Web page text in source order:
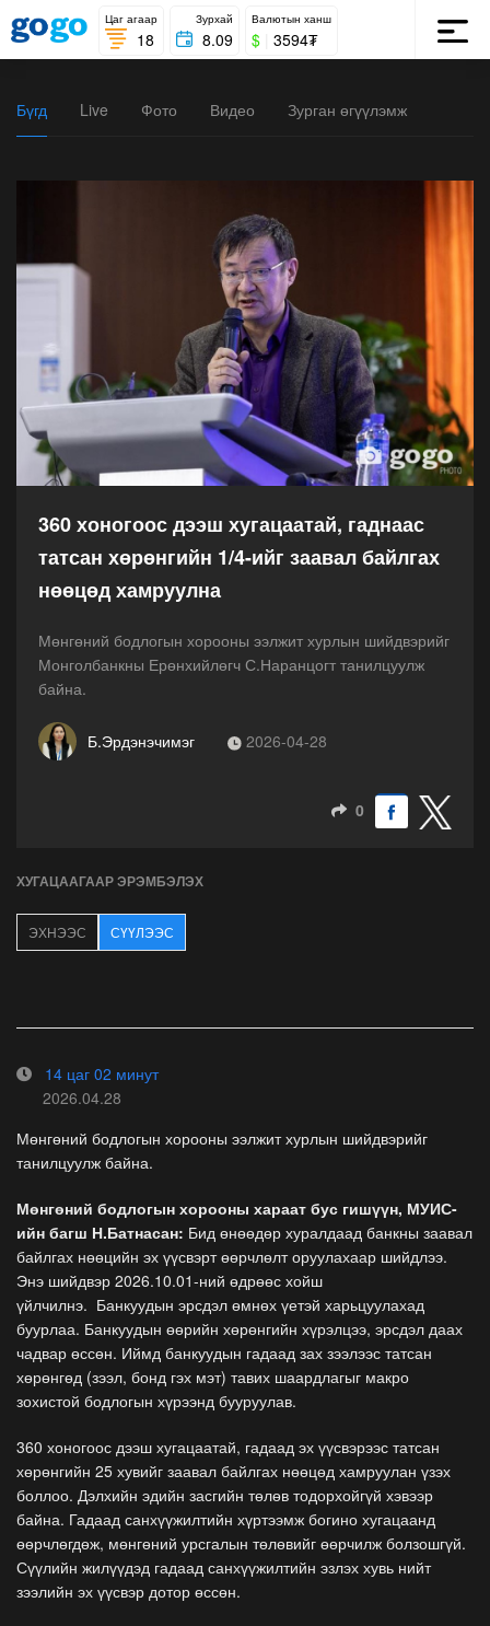
Цаг агаар
18
Зурхай
8.09
Валютын ханш
$ 3594₮
Бүгд Live Фото Видео Зурган өгүүлэмж
360 хоногоос дээш хугацаатай, гаднаас
татсан хөрөнгийн 1/4-ийг заавал байлгах
нөөцөд хамруулна
Мөнгөний бодлогын хорооны ээлжит хурлын шийдвэрийг
Монголбанкны Ерөнхийлөгч С.Наранцогт танилцуулж
байна.
Б.Эрдэнэчимэг 2026-04-28
0
ХУГАЦААГААР ЭРЭМБЭЛЭХ
ЭХНЭЭС СҮҮЛЭЭС
14 цаг 02 минут
2026.04.28
Мөнгөний бодлогын хорооны ээлжит хурлын шийдвэрийг
танилцуулж байна.
Мөнгөний бодлогын хорооны хараат бус гишүүн, МУИС-
ийн багш Н.Батнасан: Бид өнөөдөр хуралдаад банкны заавал
байлгах нөөцийн эх үүсвэрт өөрчлөлт оруулахаар шийдлээ.
Энэ шийдвэр 2026.10.01-ний өдрөөс хойш
үйлчилнэ. Банкуудын эрсдэл өмнөх үетэй харьцуулахад
буурлаа. Банкуудын өөрийн хөрөнгийн хүрэлцээ, эрсдэл даах
чадвар өссөн. Иймд банкуудын гадаад зах зээлээс татсан
хөрөнгөд (зээл, бонд гэх мэт) тавих шаардлагыг макро
зохистой бодлогын хүрээнд бууруулав.
360 хоногоос дээш хугацаатай, гадаад эх үүсвэрээс татсан
хөрөнгийн 25 хувийг заавал байлгах нөөцөд хамруулан үзэх
боллоо. Дэлхийн эдийн засгийн төлөв тодорхойгүй хэвээр
байна. Гадаад санхүүжилтийн хүртээмж богино хугацаанд
өөрчлөгдөж, мөнгөний урсгалын төлөвийг өөрчилж болзошгүй.
Сүүлийн жилүүдэд гадаад санхүүжилтийн эзлэх хувь нийт
зээлийн эх үүсвэр дотор өссөн.